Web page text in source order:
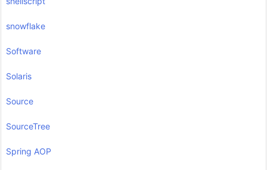
snowflake
Software
Solaris
Source
SourceTree
Spring AOP